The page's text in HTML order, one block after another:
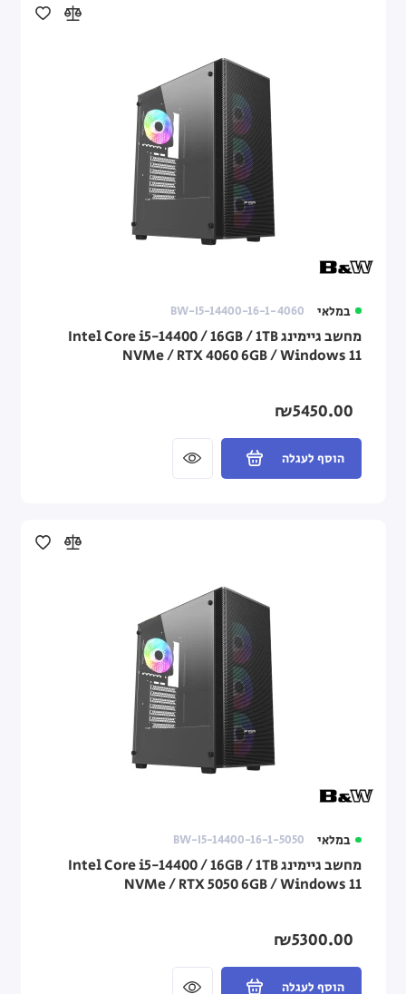
במלאי BW-I5-14400-16-1-4060
מחשב גיימינג Intel Core i5-14400 / 16GB / 1TB
NVMe / RTX 4060 6GB / Windows 11
₪5450.00
הוסף לעגלה
במלאי BW-I5-14400-16-1-5050
מחשב גיימינג Intel Core i5-14400 / 16GB / 1TB
NVMe / RTX 5050 6GB / Windows 11
₪5300.00
הוסף לעגלה